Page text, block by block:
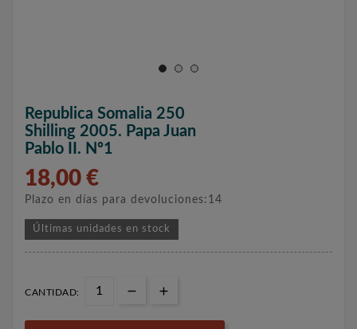
Republica Somalia 250
Shilling 2005. Papa Juan
Pablo II. Nº1
18,00 €
Plazo en días para devoluciones:14
Últimas unidades en stock
CANTIDAD: